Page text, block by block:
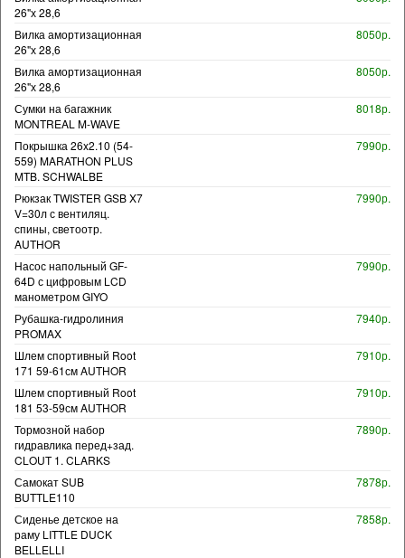
26"х 28,6
Вилка амортизационная
26"х 28,6
8050р.
Вилка амортизационная
26"х 28,6
8050р.
Сумки на багажник
MONTREAL M-WAVE
8018р.
Покрышка 26x2.10 (54-
559) MARATHON PLUS
MTB. SCHWALBE
7990р.
Рюкзак TWISTER GSB X7
V=30л с вентиляц.
спины, светоотр.
AUTHOR
7990р.
Насос напольный GF-
64D с цифровым LCD
манометром GIYO
7990р.
Рубашка-гидролиния
PROMAX
7940р.
Шлем спортивный Root
171 59-61см AUTHOR
7910р.
Шлем спортивный Root
181 53-59см AUTHOR
7910р.
Тормозной набор
гидравлика перед+зад.
CLOUT 1. CLARKS
7890р.
Самокат SUB
BUTTLE110
7878р.
Сиденье детское на
раму LITTLE DUCK
BELLELLI
7858р.